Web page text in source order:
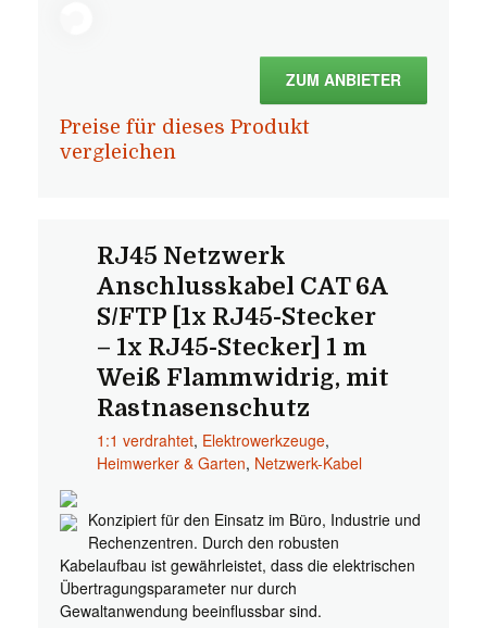
ZUM ANBIETER
Preise für dieses Produkt
vergleichen
RJ45 Netzwerk
Anschlusskabel CAT 6A
S/FTP [1x RJ45-Stecker
– 1x RJ45-Stecker] 1 m
Weiß Flammwidrig, mit
Rastnasenschutz
1:1 verdrahtet, Elektrowerkzeuge,
Heimwerker & Garten, Netzwerk-Kabel
Konzipiert für den Einsatz im Büro, Industrie und
Rechenzentren. Durch den robusten
Kabelaufbau ist gewährleistet, dass die elektrischen
Übertragungsparameter nur durch
Gewaltanwendung beeinflussbar sind.